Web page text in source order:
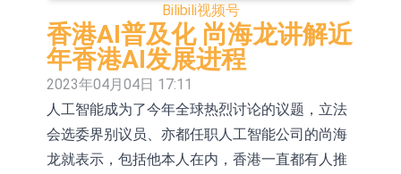
依米康：海外交付以东南亚、中东市
场为主 并已取得欧美相关认证
上交所：财通多策略福鑫定期开放灵
活配置混合型发起式证券投资基金临
时停牌
上交所：景顺长城全球半导体芯片产
业股票型证券投资基金临时停牌
【异动股】港股跌幅榜前十，卡森国
际(00496.HK)跌22.40%，九福来
【异动股】港股涨幅榜前十，拿森科
Bilibili视频号
香港AI普及化 尚海龙讲解近
年香港AI发展进程
2023年04月04日 17:11
人工智能成为了今年全球热烈讨论的议题，立法
会选委界别议员、亦都任职人工智能公司的尚海
龙就表示，包括他本人在内，香港一直都有人推